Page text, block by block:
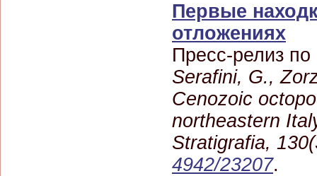
Первые
отложениях
Пресс-релиз по
Serafini, G.,
Cenozoic
northeastern
Stratigrafia,
4942/23207.